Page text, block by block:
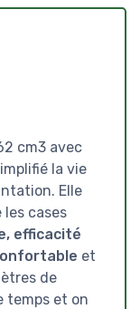
cm3 avec
la vie
Elle
les cases
efficacité
et
de
temps et on